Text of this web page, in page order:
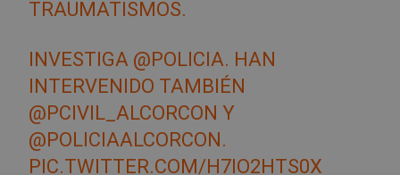
TRAUMATISMOS.
INVESTIGA @POLICIA. HAN
INTERVENIDO TAMBIÉN
@PCIVIL_ALCORCON Y
@POLICIAALCORCON.
PIC.TWITTER.COM/H7IO2HTS0X